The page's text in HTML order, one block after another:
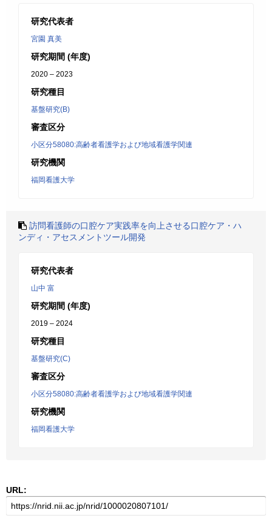
研究代表者
宮園 真美
研究期間 (年度)
2020 – 2023
研究種目
基盤研究(B)
審査区分
小区分58080:高齢者看護学および地域看護学関連
研究機関
福岡看護大学
訪問看護師の口腔ケア実践率を向上させる口腔ケア・ハ
ンディ・アセスメントツール開発
研究代表者
山中 富
研究期間 (年度)
2019 – 2024
研究種目
基盤研究(C)
審査区分
小区分58080:高齢者看護学および地域看護学関連
研究機関
福岡看護大学
URL: